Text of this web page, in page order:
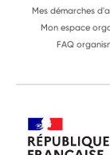
Mes démarches
Mon espace
FAQ